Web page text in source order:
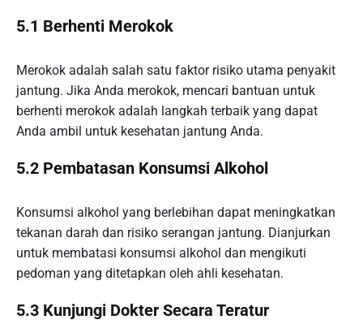
5.1 Berhenti Merokok
Merokok adalah salah satu faktor risiko utama penyakit
jantung. Jika Anda merokok, mencari bantuan untuk
berhenti merokok adalah langkah terbaik yang dapat
Anda ambil untuk kesehatan jantung Anda.
5.2 Pembatasan Konsumsi Alkohol
Konsumsi alkohol yang berlebihan dapat meningkatkan
tekanan darah dan risiko serangan jantung. Dianjurkan
untuk membatasi konsumsi alkohol dan mengikuti
pedoman yang ditetapkan oleh ahli kesehatan.
5.3 Kunjungi Dokter Secara Teratur